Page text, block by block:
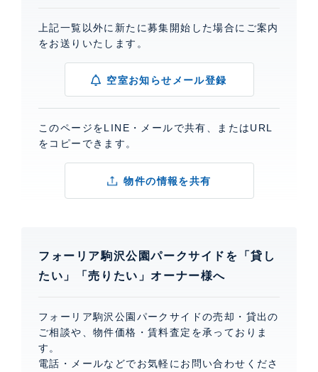
上記一覧以外に新たに募集開始した場合にご案内
をお送りいたします。
空室お知らせメール登録
このページをLINE・メールで共有、またはURL
をコピーできます。
物件の情報を共有
フォーリア駒沢公園パークサイドを「貸し
たい」「売りたい」オーナー様へ
フォーリア駒沢公園パークサイドの売却・貸出の
ご相談や、物件価格・賃料査定を承っておりま
す。
電話・メールなどでお気軽にお問い合わせくださ